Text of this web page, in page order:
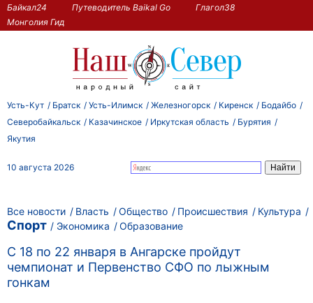
Байкал24 Путеводитель Baikal Go
Глагол38
Монголия Гид
Усть-Кут Братск Усть-Илимск Железногорск Киренск
Бодайбо
Северобайкальск
Казачинское Иркутская область
Бурятия
Якутия
10 августа 2026
Все новости Власть Общество Происшествия Культура
Спорт Экономика Образование
С 18 по 22 января в Ангарске пройдут
чемпионат и Первенство СФО по лыжным
гонкам